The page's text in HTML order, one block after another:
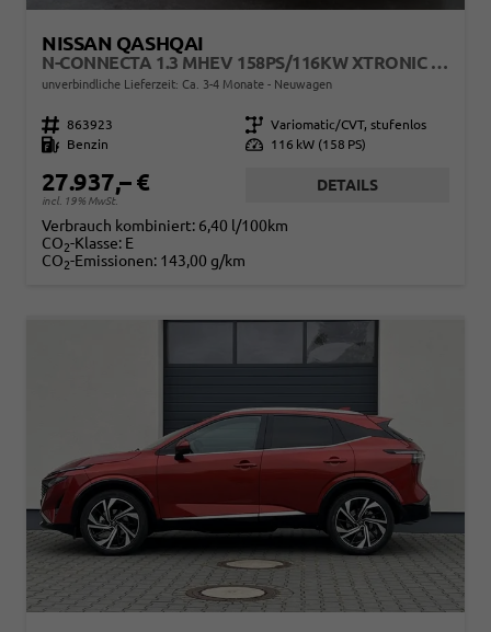
NISSAN QASHQAI
N-CONNECTA 1.3 MHEV 158PS/116KW XTRONIC 2026
unverbindliche Lieferzeit: Ca. 3-4 Monate Neuwagen
Fahrzeugnr. 863923 Getriebe Variomatic/CVT, stufenlos
Kraftstoff
Benzin Leistung 116 kW (158 PS)
27.937,– €
incl. 19% MwSt.
DETAILS
Verbrauch kombiniert: 6,40 l/100km
CO2-Klasse: E
CO2-Emissionen: 143,00 g/km